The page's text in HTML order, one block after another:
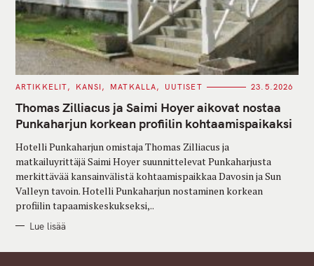
C
T
E
G
O
I
E
S
ARTIKKELIT KANSI MATKALLA UUTISET 23.5.2026
Thomas Zilliacus ja Saimi Hoyer aikovat nostaa
Punkaharjun korkean profiilin kohtaamispaikaksi
Hotelli Punkaharjun omistaja Thomas Zilliacus ja
matkailuyrittäjä Saimi Hoyer suunnittelevat Punkaharjusta
merkittävää kansainvälistä kohtaamispaikkaa Davosin ja Sun
Valleyn tavoin. Hotelli Punkaharjun nostaminen korkean
profiilin tapaamiskeskukseksi,..
Lue lisää